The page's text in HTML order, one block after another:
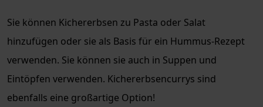
Sie können Kichererbsen zu Pasta oder Salat
hinzufügen oder sie als Basis für ein Hummus-Rezept
verwenden. Sie können sie auch in Suppen und
Eintöpfen verwenden. Kichererbsencurrys sind
ebenfalls eine großartige Option!